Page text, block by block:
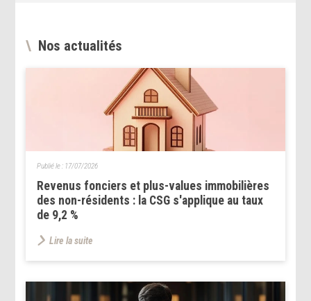
Nos actualités
Revenus fonciers et plus-values immobilières
des non-résidents : la CSG s'applique au taux
de 9,2 %
Publié le : 17/07/2026
Lire la suite